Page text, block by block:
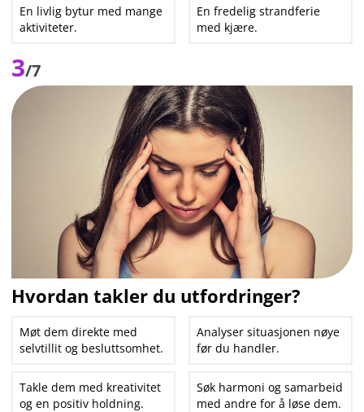
En livlig bytur med mange
aktiviteter.
En fredelig strandferie
med kjære.
3/7
Hvordan takler du utfordringer?
Møt dem direkte med
selvtillit og besluttsomhet.
Analyser situasjonen nøye
før du handler.
Takle dem med kreativitet
og en positiv holdning.
Søk harmoni og samarbeid
med andre for å løse dem.